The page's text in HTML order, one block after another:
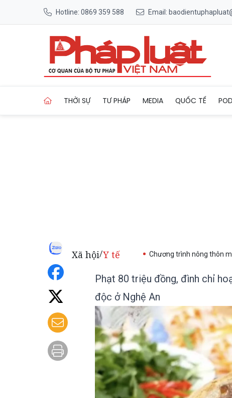
Hotline: 0869 359 588 Email:
THỜI SỰ TƯ PHÁP MEDIA QUỐC TẾ
Xã hội/Y tế Chương trình nông thôn
Phạt 80 triệu đồng, đình chỉ
độc ở Nghệ An